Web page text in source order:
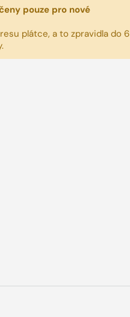
pouze pro nové
plátce, a to zpravidla do 6